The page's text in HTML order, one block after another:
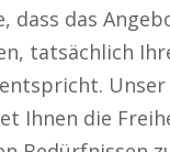
dass das
tatsächlich
Unser
Ihnen die